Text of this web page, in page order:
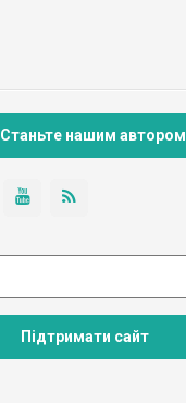
Станьте нашим автором
Підтримати сайт